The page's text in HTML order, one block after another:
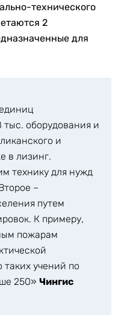
технического
2
для
оборудования и
и
в лизинг.
технику для нужд
–
путем
К примеру,
пожарам
учений по
250» Чингис